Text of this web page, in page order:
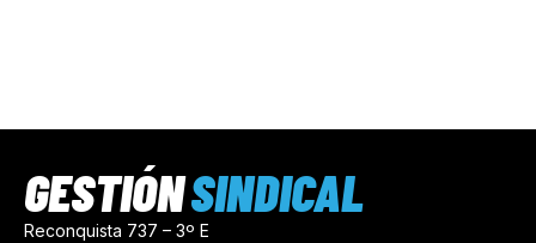
Reconquista 737 – 3º E
GESTIÓNSINDICAL